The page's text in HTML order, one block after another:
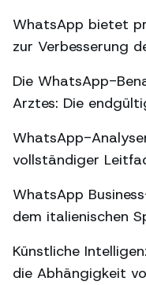
WhatsApp bietet
zur Verbesserung
Die WhatsApp-
Arztes: Die
WhatsApp-
vollständiger
WhatsApp
dem italienischen
Künstliche
die Abhängigkeit